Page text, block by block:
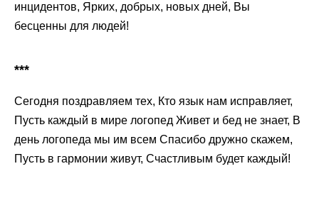
инцидентов, Ярких, добрых, новых дней, Вы
бесценны для людей!
***
Сегодня поздравляем тех, Кто язык нам исправляет,
Пусть каждый в мире логопед Живет и бед не знает, В
день логопеда мы им всем Спасибо дружно скажем,
Пусть в гармонии живут, Счастливым будет каждый!